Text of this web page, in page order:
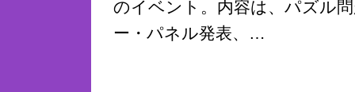
のイベント。内容は、パズル
ー・パネル発表、…